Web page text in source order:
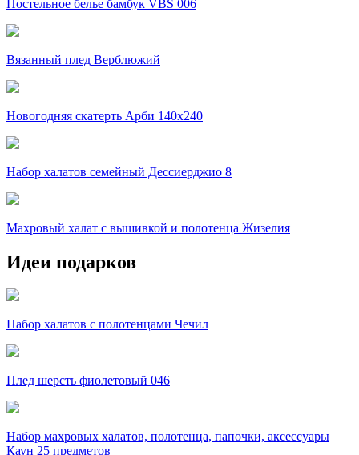
Постельное белье бамбук VBS 006
Вязанный плед Верблюжий
Новогодняя скатерть Арби 140х240
Набор халатов семейный Дессиерджио 8
Махровый халат с вышивкой и полотенца Жизелия
Идеи подарков
Набор халатов с полотенцами Чечил
Плед шерсть фиолетовый 046
Набор махровых халатов, полотенца, папочки, аксессуары
Каун 25 предметов